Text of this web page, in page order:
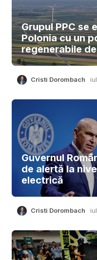
Grupul PPC se
Polonia cu un
regenerabile
Cristi Dorombach
Guvernul
de alertă la
electrică
Cristi Dorombach